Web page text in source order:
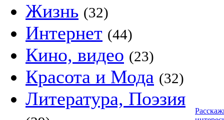
Жизнь (32)
Интернет (44)
Кино, видео (23)
Красота и Мода (32)
Литература, Поэзия